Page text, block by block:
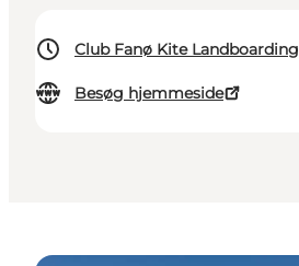
Club Fanø Kite Landboarding
Besøg hjemmeside